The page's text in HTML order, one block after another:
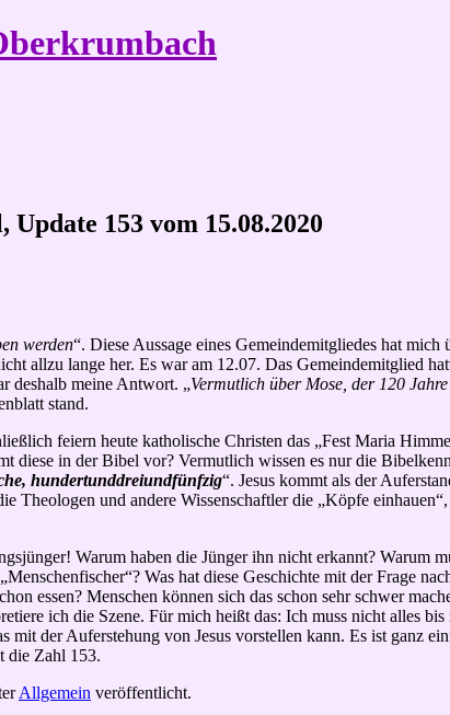
153 vom 15.08.2020
werden“. Diese Aussage eines Gemeindemitgliedes hat
allzu lange her. Es waram 12.07. Das Gemeindemitglied
deshalb meine Antwort. „Vermutlich über Mose, der 120
stand.
feiern heute katholische Christen das „Fest Maria
in der Bibel vor? Vermutlich wissen es nur die
hundertunddreiundfünfzig“. Jesus kommt als der
Theologen und andere Wissenschaftler die „Köpfe
Warum haben die Jünger ihn nicht erkannt? Warum
Was hat diese Geschichte mit der Frage
essen? Menschen können sich das schon sehr schwer
ich die Szene. Für mich heißt das: Ich muss nicht alles
der Auferstehung von Jesus vorstellen kann. Es ist ganz
die Zahl 153.
Allgemein veröffentlicht.